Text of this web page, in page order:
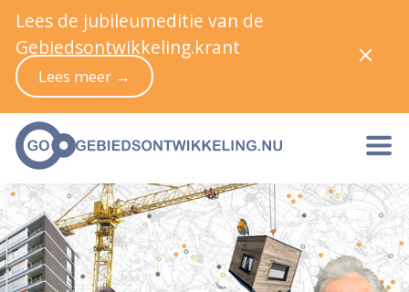
Lees de jubileumeditie van de
Gebiedsontwikkeling.krant
Lees meer →